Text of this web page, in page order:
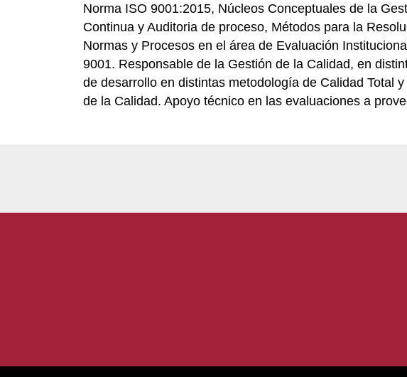
Norma ISO 9001:2015, Núcleos Conceptuales de la
Continua y Auditoria de proceso, Métodos para la
Normas y Procesos en el área de Evaluación
9001. Responsable de la Gestión de la Calidad, en
de desarrollo en distintas metodología de Calidad Total
de la Calidad. Apoyo técnico en las evaluaciones a